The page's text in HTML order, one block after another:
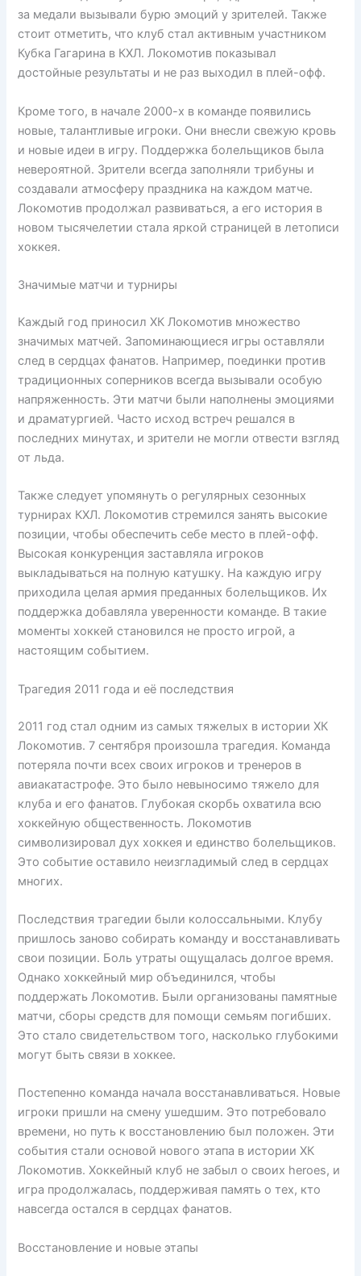
за медали вызывали бурю эмоций у зрителей. Также
стоит отметить, что клуб стал активным участником
Кубка Гагарина в КХЛ. Локомотив показывал
достойные результаты и не раз выходил в плей-офф.
Кроме того, в начале 2000-х в команде появились
новые, талантливые игроки. Они внесли свежую кровь
и новые идеи в игру. Поддержка болельщиков была
невероятной. Зрители всегда заполняли трибуны и
создавали атмосферу праздника на каждом матче.
Локомотив продолжал развиваться, а его история в
новом тысячелетии стала яркой страницей в летописи
хоккея.
Значимые матчи и турниры
Каждый год приносил ХК Локомотив множество
значимых матчей. Запоминающиеся игры оставляли
след в сердцах фанатов. Например, поединки против
традиционных соперников всегда вызывали особую
напряженность. Эти матчи были наполнены эмоциями
и драматургией. Часто исход встреч решался в
последних минутах, и зрители не могли отвести взгляд
от льда.
Также следует упомянуть о регулярных сезонных
турнирах КХЛ. Локомотив стремился занять высокие
позиции, чтобы обеспечить себе место в плей-офф.
Высокая конкуренция заставляла игроков
выкладываться на полную катушку. На каждую игру
приходила целая армия преданных болельщиков. Их
поддержка добавляла уверенности команде. В такие
моменты хоккей становился не просто игрой, а
настоящим событием.
Трагедия 2011 года и её последствия
2011 год стал одним из самых тяжелых в истории ХК
Локомотив. 7 сентября произошла трагедия. Команда
потеряла почти всех своих игроков и тренеров в
авиакатастрофе. Это было невыносимо тяжело для
клуба и его фанатов. Глубокая скорбь охватила всю
хоккейную общественность. Локомотив
символизировал дух хоккея и единство болельщиков.
Это событие оставило неизгладимый след в сердцах
многих.
Последствия трагедии были колоссальными. Клубу
пришлось заново собирать команду и восстанавливать
свои позиции. Боль утраты ощущалась долгое время.
Однако хоккейный мир объединился, чтобы
поддержать Локомотив. Были организованы памятные
матчи, сборы средств для помощи семьям погибших.
Это стало свидетельством того, насколько глубокими
могут быть связи в хоккее.
Постепенно команда начала восстанавливаться. Новые
игроки пришли на смену ушедшим. Это потребовало
времени, но путь к восстановлению был положен. Эти
события стали основой нового этапа в истории ХК
Локомотив. Хоккейный клуб не забыл о своих heroes, и
игра продолжалась, поддерживая память о тех, кто
навсегда остался в сердцах фанатов.
Восстановление и новые этапы